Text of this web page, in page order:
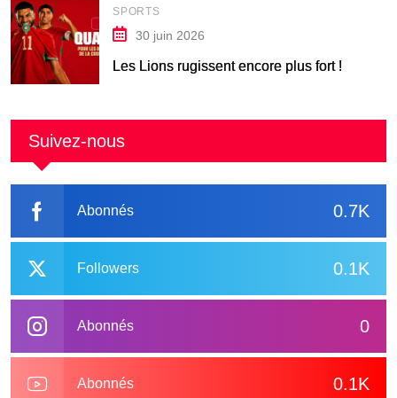
SPORTS
30 juin 2026
Les Lions rugissent encore plus fort !
Suivez-nous
0.7K
Abonnés
0.1K
Followers
0
Abonnés
0.1K
Abonnés